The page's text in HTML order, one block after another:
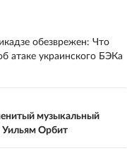
обезврежен: Что
атаке украинского БЭКа
музыкальный
Орбит